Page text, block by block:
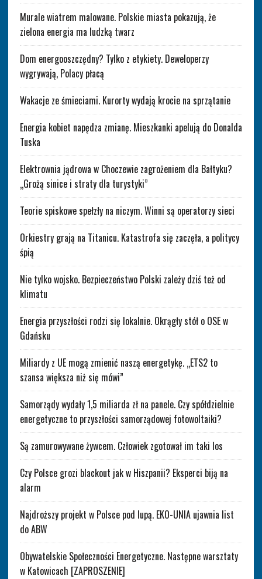
Murale wiatrem malowane. Polskie miasta pokazują, że
zielona energia ma ludzką twarz
Dom energooszczędny? Tylko z etykiety. Deweloperzy
wygrywają, Polacy płacą
Wakacje ze śmieciami. Kurorty wydają krocie na sprzątanie
Energia kobiet napędza zmianę. Mieszkanki apelują do Donalda
Tuska
Elektrownia jądrowa w Choczewie zagrożeniem dla Bałtyku?
„Grożą sinice i straty dla turystyki”
Teorie spiskowe spełzły na niczym. Winni są operatorzy sieci
Orkiestry grają na Titanicu. Katastrofa się zaczęła, a politycy
śpią
Nie tylko wojsko. Bezpieczeństwo Polski zależy dziś też od
klimatu
Energia przyszłości rodzi się lokalnie. Okrągły stół o OSE w
Gdańsku
Miliardy z UE mogą zmienić naszą energetykę. „ETS2 to
szansa większa niż się mówi”
Samorządy wydały 1,5 miliarda zł na panele. Czy spółdzielnie
energetyczne to przyszłości samorządowej fotowoltaiki?
Są zamurowywane żywcem. Człowiek zgotował im taki los
Czy Polsce grozi blackout jak w Hiszpanii? Eksperci biją na
alarm
Najdroższy projekt w Polsce pod lupą. EKO-UNIA ujawnia list
do ABW
Obywatelskie Społeczności Energetyczne. Następne warsztaty
w Katowicach [ZAPROSZENIE]